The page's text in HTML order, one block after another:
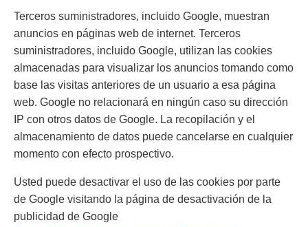
Terceros suministradores, incluido Google, muestran
anuncios en páginas web de internet. Terceros
suministradores, incluido Google, utilizan las cookies
almacenadas para visualizar los anuncios tomando como
base las visitas anteriores de un usuario a esa página
web. Google no relacionará en ningún caso su dirección
IP con otros datos de Google. La recopilación y el
almacenamiento de datos puede cancelarse en cualquier
momento con efecto prospectivo.
Usted puede desactivar el uso de las cookies por parte
de Google visitando la página de desactivación de la
publicidad de Google